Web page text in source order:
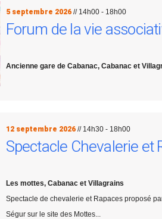
5 septembre 2026 // 14h00 - 18h00
Forum de la vie
Ancienne gare de Cabanac, Cabanac et
12 septembre 2026 // 14h30 - 18h00
Spectacle Chevalerie et
Les mottes, Cabanac et Villagrains
Spectacle de chevalerie et Rapaces proposé
Ségur sur le site des Mottes...